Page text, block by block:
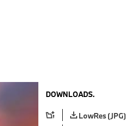
DOWNLOADS.
LowRes (JPG)